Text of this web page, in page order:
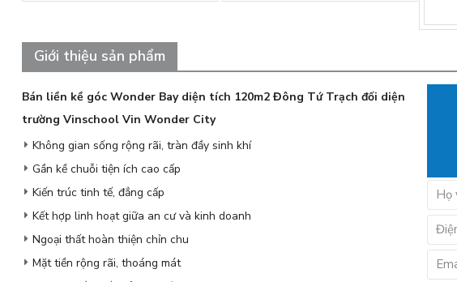
Giới thiệu sản phẩm
Bán liền kề góc Wonder Bay diện tích 120m2 Đông Tứ Trạch đối diện
trường Vinschool Vin Wonder City
Không gian sống rộng rãi, tràn đầy sinh khí
Gần kề chuỗi tiện ích cao cấp
Kiến trúc tinh tế, đẳng cấp
Kết hợp linh hoạt giữa an cư và kinh doanh
Ngoại thất hoàn thiện chỉn chu
Mặt tiền rộng rãi, thoáng mát